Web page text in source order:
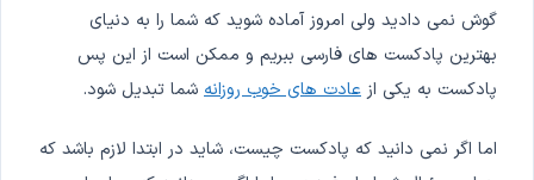
گوش نمی دادید ولی امروز آماده شوید که شما را به دنیای
بهترین پادکست های فارسی ببریم و ممکن است از این پس
پادکست به یکی از عادت های خوب روزانه شما تبدیل شود.
اما اگر نمی دانید که پادکست چیست، شاید در ابتدا لازم باشد که